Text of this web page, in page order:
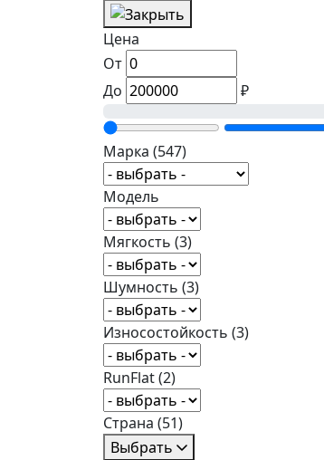
Цена
От
До
₽
Марка (547)
Модель
Мягкость (3)
Шумность (3)
Износостойкость (3)
RunFlat(2)
Страна (51)
Выбрать